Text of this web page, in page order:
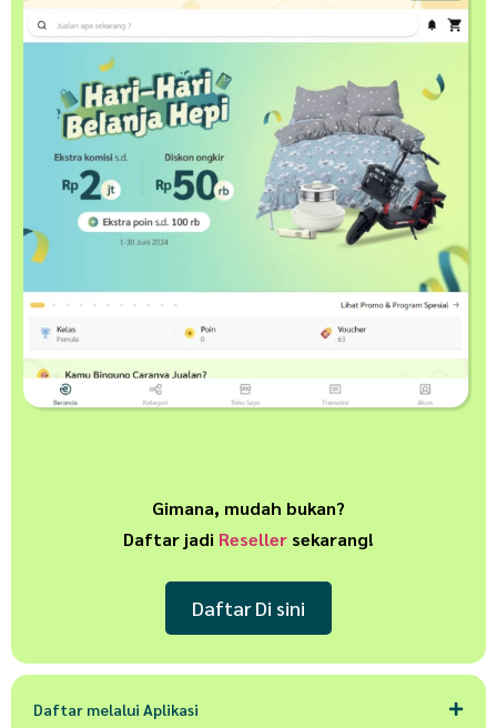
Gimana, mudah bukan?
Daftar jadi Reseller sekarang!
Daftar Di sini
Daftar melalui Aplikasi